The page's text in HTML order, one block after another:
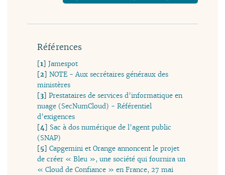
Références
[1]Jamespot
[2]NOTE - Aux secrétaires généraux des
ministères
[3]Prestataires de services d’informatique en
nuage (SecNumCloud) - Référentiel
d’exigences
[4]Sac à dos numérique de l’agent public
(SNAP)
[5]Capgemini et Orange annoncent le projet
de créer « Bleu », une société qui fournira un
« Cloud de Confiance » en France, 27 mai